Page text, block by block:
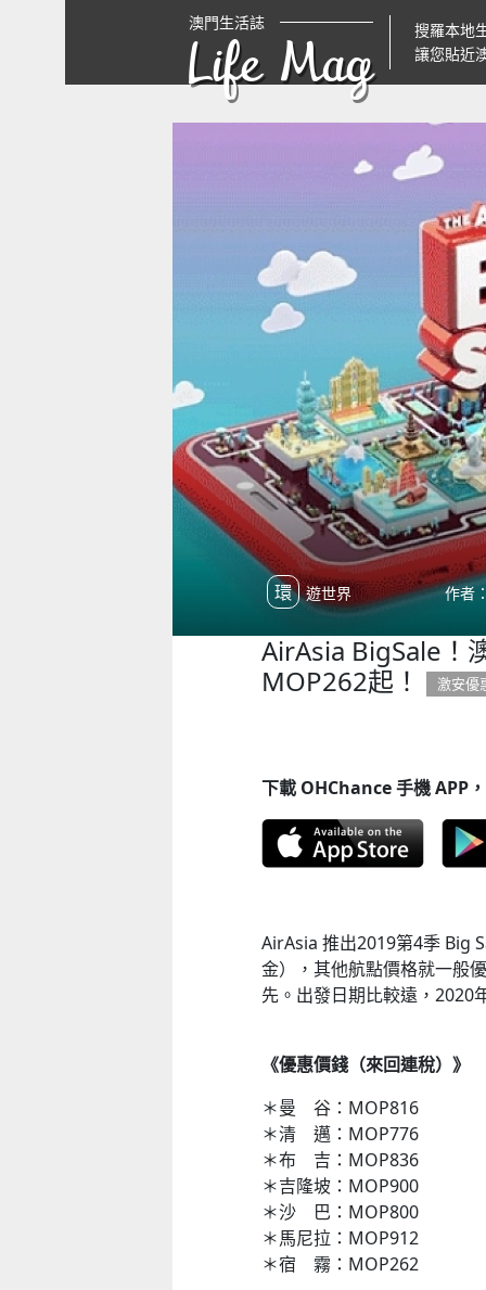
澳門生活誌
Life Mag
搜羅本地
讓您貼近
環遊世界 作者
AirAsia BigSale！
MOP262起！
激安優
下載 OHChance 手機 APP
AirAsia 推出2019第4季 Big
金），其他航點價格就一般
先。出發日期比較遠，2020
《優惠價錢（來回連稅）》
＊曼 谷：MOP816
＊清 邁：MOP776
＊布 吉：MOP836
＊吉隆坡：MOP900
＊沙 巴：MOP800
＊馬尼拉：MOP912
＊宿 霧：MOP262